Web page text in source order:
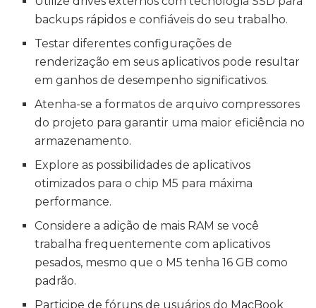
backups rápidos e confiáveis do seu trabalho.
Testar diferentes configurações de
renderização em seus aplicativos pode resultar
em ganhos de desempenho significativos.
Atenha-se a formatos de arquivo compressores
do projeto para garantir uma maior eficiência no
armazenamento.
Explore as possibilidades de aplicativos
otimizados para o chip M5 para máxima
performance.
Considere a adição de mais RAM se você
trabalha frequentemente com aplicativos
pesados, mesmo que o M5 tenha 16 GB como
padrão.
Participe de fóruns de usuários do MacBook